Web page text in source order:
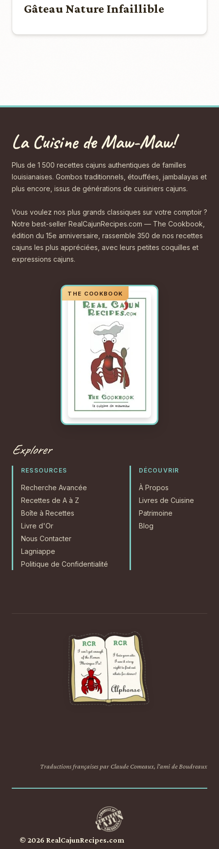
Gâteau Nature Infaillible
La Cuisine de Maw-Maw!
Plus de 1 500 recettes cajuns authentiques de familles
louisianaises. Gombos traditionnels, étouffées, jambalayas et
plus encore, issus de générations de cuisiniers cajuns.
Vous voulez nos plus grands classiques sur votre comptoir ?
Notre best-seller RealCajunRecipes.com — The Cookbook,
édition du 15e anniversaire, rassemble 350 de nos recettes
cajuns les plus appréciées, avec leurs petites coquilles et
expressions cajuns.
Explorer
RESSOURCES
Recherche Avancée
Recettes de A à Z
Boîte à Recettes
Livre d'Or
Nous Contacter
Lagniappe
Politique de Confidentialité
DÉCOUVRIR
À Propos
Livres de Cuisine
Patrimoine
Blog
Traductions françaises par Claude Comeaux, l'ami de Boudreaux
© 2026 RealCajunRecipes.com